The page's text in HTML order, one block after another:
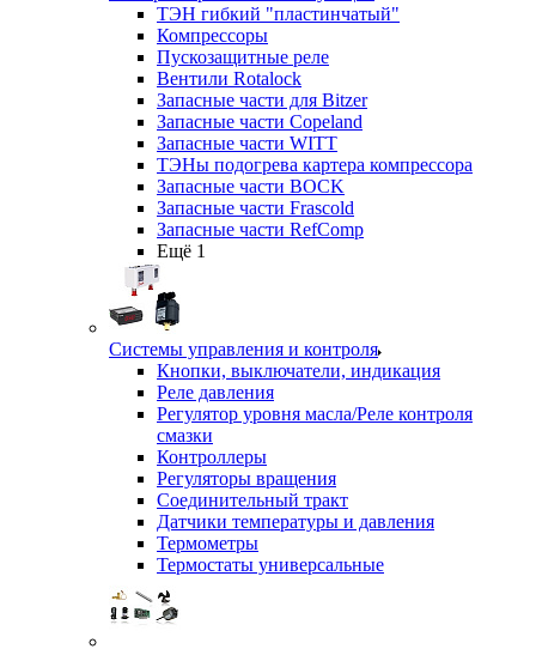
ТЭН гибкий "пластинчатый"
Компрессоры
Пускозащитные реле
Вентили Rotalock
Запасные части для Bitzer
Запасные части Copeland
Запасные части WITT
ТЭНы подогрева картера компрессора
Запасные части BOCK
Запасные части Frascold
Запасные части RefComp
Ещё 1
Системы управления и контроля
Кнопки, выключатели, индикация
Реле давления
Регулятор уровня масла/Реле контроля
смазки
Контроллеры
Регуляторы вращения
Соединительный тракт
Датчики температуры и давления
Термометры
Термостаты универсальные